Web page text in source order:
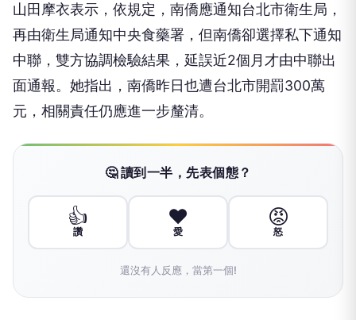
山田摩衣表示，依規定，南僑應通知台北市衛生局，
再由衛生局通知中央食藥署，但南僑卻選擇私下通知
中聯，雙方協調檢驗結果，延誤近2個月才由中聯出
面通報。她指出，南僑昨日也遭台北市開罰300萬
元，相關責任仍應進一步釐清。
🤔 讀到一半，先表個態？
👍
讚
❤️
愛
😡
怒
還沒有人反應，當第一個!